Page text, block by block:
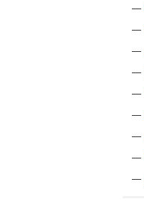
—
—
—
—
—
—
—
—
—